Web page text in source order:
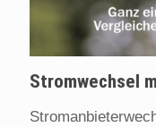
Stromwechsel